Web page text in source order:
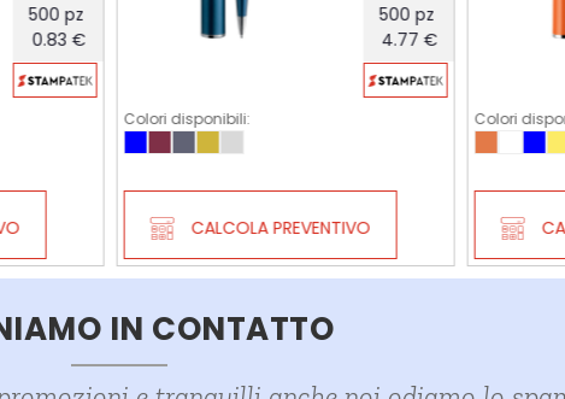
500 pz
4.77 €
500 pz
4.77 €
Colori disponibili:
CALCOLA PREVENTIVO
Colori
IN CONTATTO